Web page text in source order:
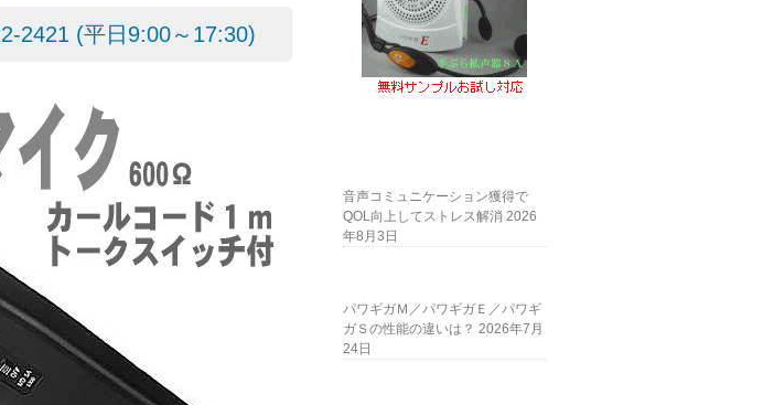
2421 (平日9:00～17:30)
音声コミュニケーション獲得で
QOL向上してストレス解消 2026
年8月3日
パワギガＭ／パワギガＥ／パワギ
ガＳの性能の違いは？ 2026年7月
24日